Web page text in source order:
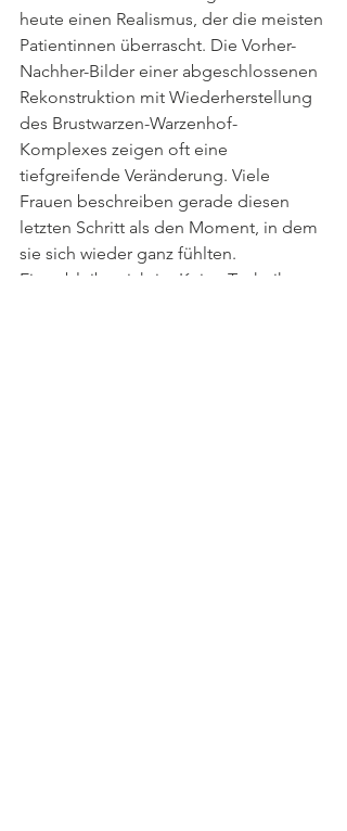
heute einen Realismus, der die meisten
Patientinnen überrascht. Die Vorher-
Nachher-Bilder einer abgeschlossenen
Rekonstruktion mit Wiederherstellung
des Brustwarzen-Warzenhof-
Komplexes zeigen oft eine
tiefgreifende Veränderung. Viele
Frauen beschreiben gerade diesen
letzten Schritt als den Moment, in dem
sie sich wieder ganz fühlten.
Eines bleibt wichtig: Keine Technik